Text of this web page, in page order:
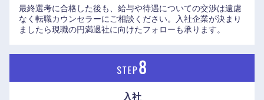
最終選考に合格した後も、給与や待遇についての交渉は遠慮
なく転職カウンセラーにご相談ください。入社企業が決まり
ましたら現職の円満退社に向けたフォローも承ります。
入社
近畿地方